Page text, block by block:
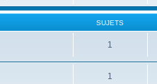
SUJETS
1
1